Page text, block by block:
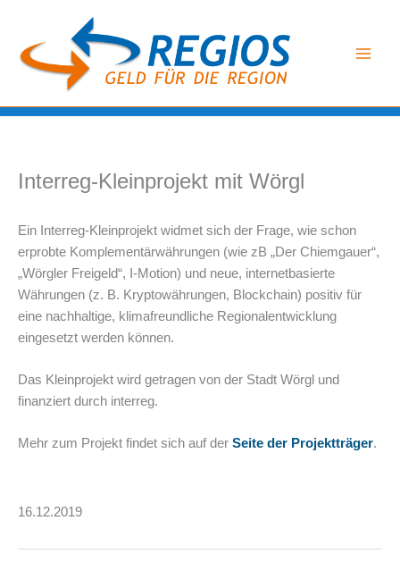
springen
Interreg-Kleinprojekt mit Wörgl
Ein Interreg-Kleinprojekt widmet sich der Frage, wie schon
erprobte Komplementärwährungen (wie zB „Der Chiemgauer“,
„Wörgler Freigeld“, I-Motion) und neue, internetbasierte
Währungen (z. B. Kryptowährungen, Blockchain) positiv für
eine nachhaltige, klimafreundliche Regionalentwicklung
eingesetzt werden können.
Das Kleinprojekt wird getragen von der Stadt Wörgl und
finanziert durch interreg.
Mehr zum Projekt findet sich auf der Seite der Projektträger.
16.12.2019